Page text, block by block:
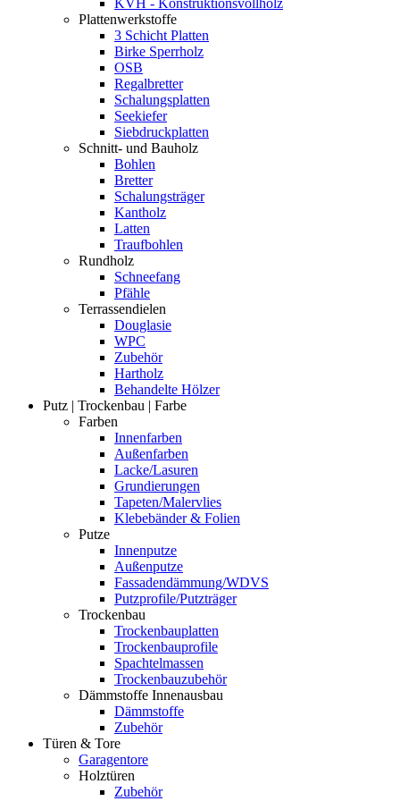
KVH - Konstruktionsvollholz
Plattenwerkstoffe
3 Schicht Platten
Birke Sperrholz
OSB
Regalbretter
Schalungsplatten
Seekiefer
Siebdruckplatten
Schnitt- und Bauholz
Bohlen
Bretter
Schalungsträger
Kantholz
Latten
Traufbohlen
Rundholz
Schneefang
Pfähle
Terrassendielen
Douglasie
WPC
Zubehör
Hartholz
Behandelte Hölzer
Putz | Trockenbau | Farbe
Farben
Innenfarben
Außenfarben
Lacke/Lasuren
Grundierungen
Tapeten/Malervlies
Klebebänder & Folien
Putze
Innenputze
Außenputze
Fassadendämmung/WDVS
Putzprofile/Putzträger
Trockenbau
Trockenbauplatten
Trockenbauprofile
Spachtelmassen
Trockenbauzubehör
Dämmstoffe Innenausbau
Dämmstoffe
Zubehör
Türen & Tore
Garagentore
Holztüren
Zubehör